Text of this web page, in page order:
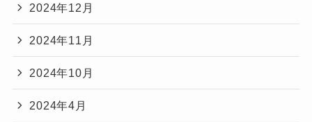
2024年12月
2024年11月
2024年10月
2024年4月